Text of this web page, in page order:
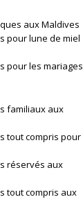
aux Maldives
pour lune de miel
pour les mariages
familiaux aux
tout compris pour
réservés aux
tout compris aux